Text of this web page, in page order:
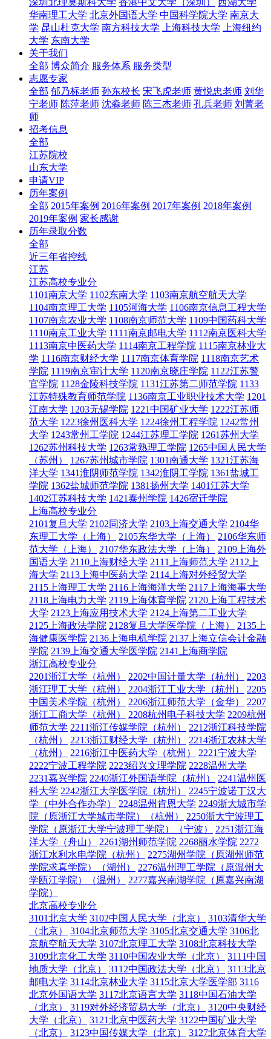
华南理工大学 北京外国语大学 中国科学院大学 南京大
学 昆山杜克大学 南方科技大学 上海科技大学
上海纽约
大学 东南大学
关于我们
全部 博众简介 服务体系 服务类型
志愿专家
全部 郁乃标老师 孙东校长 宋飞虎老师 黄悦忠老师 刘华
宁老师 陈萍老师 沈淼老师 陈三杰老师 孔兵老师 刘菁老
师
招考信息
全部
江苏院校
山东大学
申请VIP
历年案例
全部 2015年案例 2016年案例 2017年案例 2018年案例
2019年案例 家长感谢
历年录取分数
全部
近三年省控线
江苏
江苏高校专业分
1101南京大学 1102东南大学 1103南京航空航天大学
1104南京理工大学 1105河海大学 1106南京信息工程大学
1107南京农业大学 1108南京师范大学 1109中国药科大学
1110南京工业大学 1111南京邮电大学 1112南京医科大学
1113南京中医药大学 1114南京工程学院 1115南京林业大
学 1116南京财经大学 1117南京体育学院 1118南京艺术
学院 1119南京审计大学 1120南京晓庄学院 1122江苏警
官学院 1128金陵科技学院 1131江苏第二师范学院 1133
江苏特殊教育师范学院 1136南京工业职业技术大学 1201
江南大学 1203无锡学院 1221中国矿业大学 1222江苏师
范大学 1223徐州医科大学 1224徐州工程学院 1242常州
大学 1243常州工学院 1244江苏理工学院 1261苏州大学
1262苏州科技大学 1263常熟理工学院 1265中国人民大学
（苏州）
1267苏州城市学院 1301南通大学 1321江苏海
洋大学 1341淮阴师范学院 1342淮阴工学院 1361盐城工
学院 1362盐城师范学院 1381扬州大学 1401江苏大学
1402江苏科技大学 1421泰州学院 1426宿迁学院
上海高校专业分
2101复旦大学 2102同济大学 2103上海交通大学 2104华
东理工大学（上海）
2105东华大学（上海）
2106华东师
范大学（上海）
2107华东政法大学（上海）
2109上海外
国语大学 2110上海财经大学 2111上海师范大学 2112上
海大学 2113上海中医药大学 2114上海对外经贸大学
2115上海理工大学 2116上海海洋大学 2117上海海事大学
2118上海电力大学 2119上海体育学院 2120上海工程技术
大学 2123上海应用技术大学 2124上海第二工业大学
2125上海政法学院 2128复旦大学医学院（上海）
2135上
海健康医学院 2136上海电机学院 2137上海立信会计金融
学院 2139上海交通大学医学院 2141上海商学院
浙江高校专业分
2201浙江大学（杭州）
2202中国计量大学（杭州）
2203
浙江理工大学（杭州）
2204浙江工业大学（杭州）
2205
中国美术学院（杭州）
2206浙江师范大学（金华）
2207
浙江工商大学（杭州）
2208杭州电子科技大学 2209杭州
师范大学 2211浙江传媒学院（杭州）
2212浙江科技学院
（杭州）
2213浙江财经大学（杭州）
2214浙江农林大学
（杭州）
2216浙江中医药大学（杭州）
2221宁波大学
2222宁波工程学院 2223绍兴文理学院 2228温州大学
2231嘉兴学院 2240浙江外国语学院（杭州）
2241温州医
科大学 2242浙江大学医学院（杭州）
2245宁波诺丁汉大
学（中外合作办学）
2248温州肯恩大学 2249浙大城市学
院（原浙江大学城市学院）（杭州）
2250浙大宁波理工
学院（原浙江大学宁波理工学院）（宁波）
2251浙江海
洋大学（舟山）
2261湖州师范学院 2268丽水学院 2272
浙江水利水电学院（杭州）
2275湖州学院（原湖州师范
学院求真学院）（湖州）
2276温州理工学院（原温州大
学瓯江学院）（温州）
2277嘉兴南湖学院（原嘉兴南湖
学院）
北京高校专业分
3101北京大学 3102中国人民大学（北京）
3103清华大学
（北京）
3104北京师范大学 3105北京交通大学 3106北
京航空航天大学 3107北京理工大学 3108北京科技大学
3109北京化工大学 3110中国农业大学（北京）
3111中国
地质大学（北京）
3112中国政法大学（北京）
3113北京
邮电大学 3114北京林业大学 3115北京大学医学部 3116
北京外国语大学 3117北京语言大学 3118中国石油大学
（北京）
3119对外经济贸易大学（北京）
3120中央财经
大学（北京）
3121北京中医药大学 3122中国矿业大学
（北京）
3123中国传媒大学（北京）
3127北京体育大学